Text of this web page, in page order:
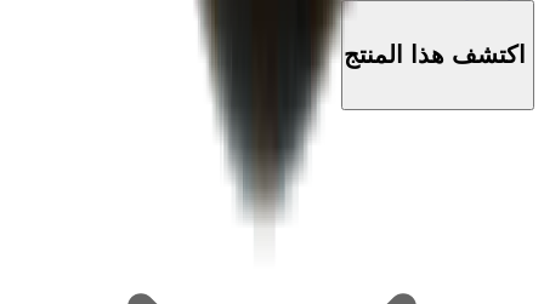
اكتشف هذا المنتج